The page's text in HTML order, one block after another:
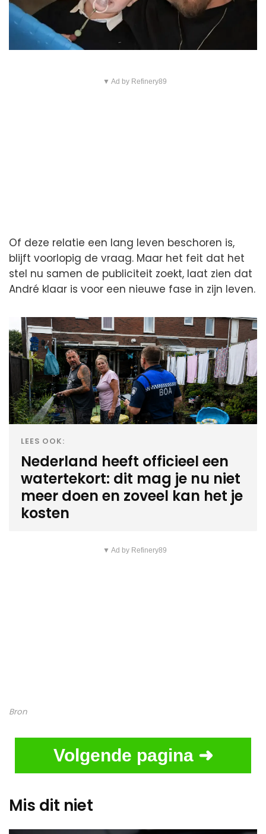
▼ Ad by Refinery89
Of deze relatie een lang leven beschoren is,
blijft voorlopig de vraag. Maar het feit dat het
stel nu samen de publiciteit zoekt, laat zien dat
André klaar is voor een nieuwe fase in zijn leven.
LEES OOK:
Nederland heeft officieel een
watertekort: dit mag je nu niet
meer doen en zoveel kan het je
kosten
▼ Ad by Refinery89
Bron
Volgende pagina ➜
Mis dit niet